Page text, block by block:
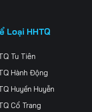
Loại HHTQ
Tu Tiên
Hành Động
Huyền Huyễn
Cổ Trang